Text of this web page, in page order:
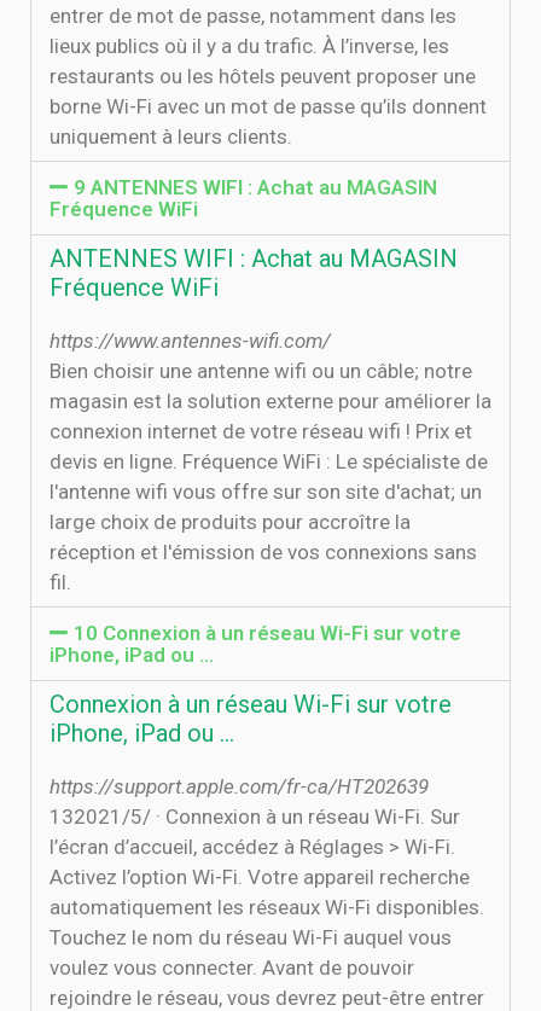
entrer de mot de passe, notamment dans les
lieux publics où il y a du trafic. À l’inverse, les
restaurants ou les hôtels peuvent proposer une
borne Wi-Fi avec un mot de passe qu’ils donnent
uniquement à leurs clients.
9 ANTENNES WIFI : Achat au MAGASIN
Fréquence WiFi
ANTENNES WIFI : Achat au MAGASIN
Fréquence WiFi
https://www.antennes-wifi.com/
Bien choisir une antenne wifi ou un câble; notre
magasin est la solution externe pour améliorer la
connexion internet de votre réseau wifi ! Prix et
devis en ligne. Fréquence WiFi : Le spécialiste de
l'antenne wifi vous offre sur son site d'achat; un
large choix de produits pour accroître la
réception et l'émission de vos connexions sans
fil.
10 Connexion à un réseau Wi-Fi sur votre
iPhone, iPad ou …
Connexion à un réseau Wi-Fi sur votre
iPhone, iPad ou …
https://support.apple.com/fr-ca/HT202639
13‏‏/5‏‏/2021 · Connexion à un réseau Wi-Fi. Sur
l’écran d’accueil, accédez à Réglages > Wi-Fi.
Activez l’option Wi-Fi. Votre appareil recherche
automatiquement les réseaux Wi-Fi disponibles.
Touchez le nom du réseau Wi-Fi auquel vous
voulez vous connecter. Avant de pouvoir
rejoindre le réseau, vous devrez peut-être entrer